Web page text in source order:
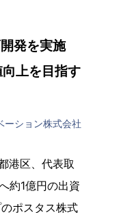
開発を実施
上を目指す
ーション株式会社
港区、代表取
約1億円の出資
ポスタス株式